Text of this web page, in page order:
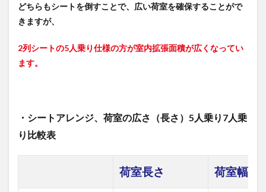
ペー
ス
新型
め販
売店
装着
ショ
どちらもシートを倒すことで、広い荷室を確保することがで
きますが、
2列シートの5人乗り仕様の方が室内拡張面積が広くなってい
ます。
・シートアレンジ、荷室の広さ（長さ）5人乗り7人乗
り比較表
荷室長さ 荷室幅